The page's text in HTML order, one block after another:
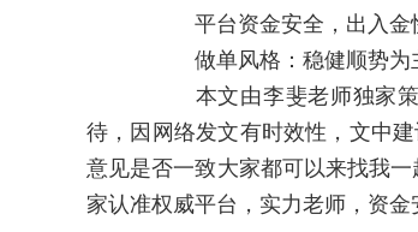
平台资金安全，出入金快捷
做单风格：稳健顺势为主、
本文由李斐老师独家策划，
待，因网络发文有时效性，文中
意见是否一致大家都可以来找我
家认准权威平台，实力老师，资